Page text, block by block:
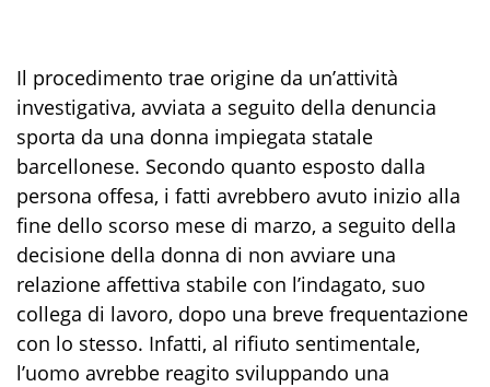
Il procedimento trae origine da un’attività
investigativa, avviata a seguito della denuncia
sporta da una donna impiegata statale
barcellonese. Secondo quanto esposto dalla
persona offesa, i fatti avrebbero avuto inizio alla
fine dello scorso mese di marzo, a seguito della
decisione della donna di non avviare una
relazione affettiva stabile con l’indagato, suo
collega di lavoro, dopo una breve frequentazione
con lo stesso. Infatti, al rifiuto sentimentale,
l’uomo avrebbe reagito sviluppando una